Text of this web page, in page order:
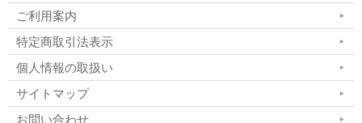
ご利用案内
特定商取引法表示
個人情報の取扱い
サイトマップ
お問い合わせ